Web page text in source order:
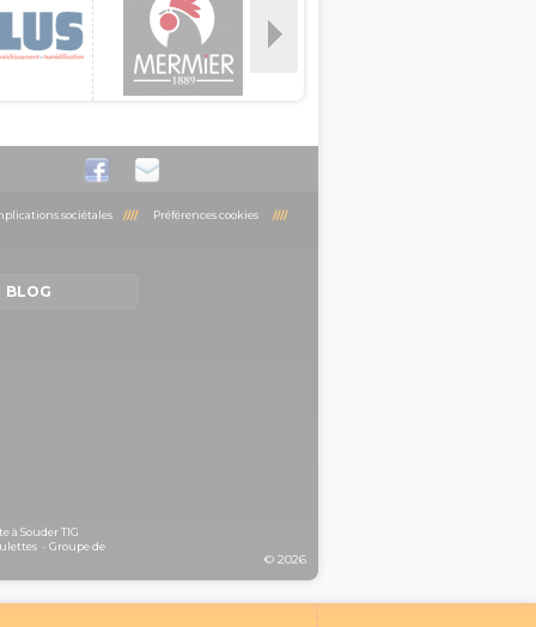
sociétales//// Préférences cookies ////
BLOG
à Souder TIG
- Groupe de
© 2026